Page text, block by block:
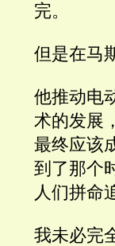
完。
但是在马
他推动电
术的发展
最终应该
到了那个
人们拼命
我未必完